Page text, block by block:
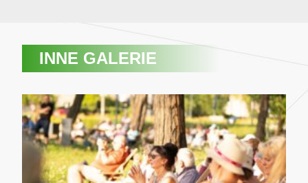
INNE GALERIE